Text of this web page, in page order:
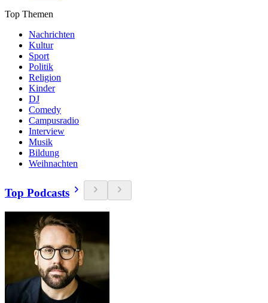
Top Themen
Nachrichten
Kultur
Sport
Politik
Religion
Kinder
DJ
Comedy
Campusradio
Interview
Musik
Bildung
Weihnachten
Top Podcasts